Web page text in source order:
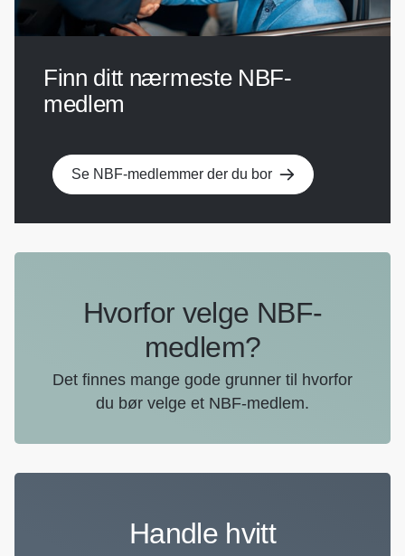
Finn ditt nærmeste NBF-
medlem
Se NBF-medlemmer der du bor
Hvorfor velge NBF-
medlem?
Det finnes mange gode grunner til hvorfor
du bør velge et NBF-medlem.
Handle hvitt